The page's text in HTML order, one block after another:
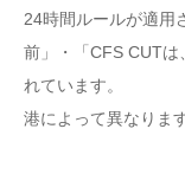
24時間ルールが適用
前」・「CFS CUTは
れています。
港によって異なりま